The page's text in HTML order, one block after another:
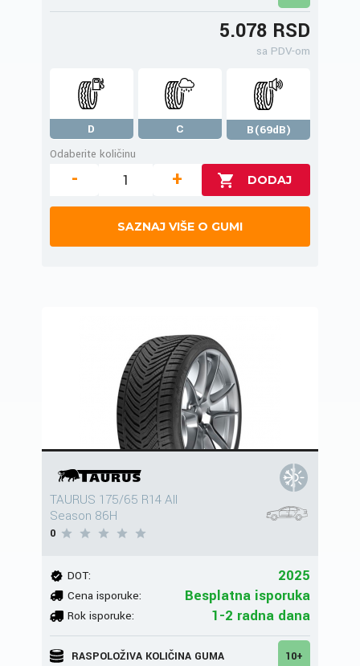
5.078 RSD
sa PDV-om
D C
B(69dB)
Odaberite količinu
- +
SAZNAJ VIŠE O GUMI
TAURUS 175/65 R14 All
Season 86H
0
DOT: 2025
Cena isporuke: Besplatna isporuka
Rok isporuke: 1-2 radna dana
RASPOLOŽIVA KOLIČINA GUMA 10+